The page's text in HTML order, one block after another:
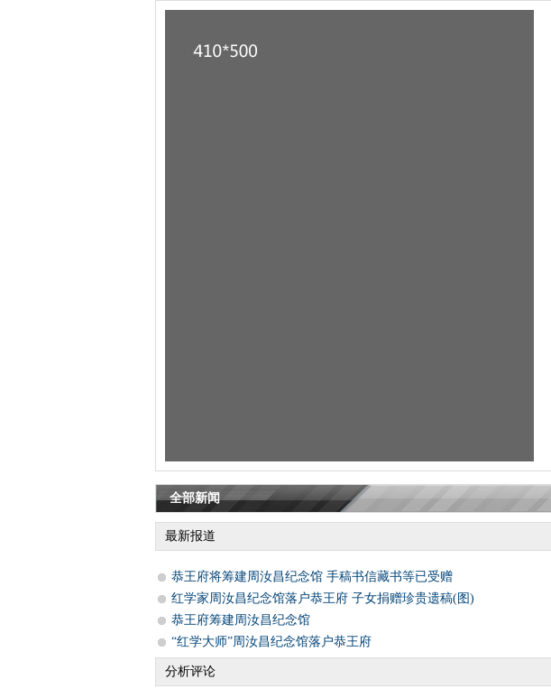
全部新闻
最新报道
恭王府将筹建周汝昌纪念馆 手稿书信藏书等已受赠
红学家周汝昌纪念馆落户恭王府 子女捐赠珍贵遗稿(图)
恭王府筹建周汝昌纪念馆
“红学大师”周汝昌纪念馆落户恭王府
分析评论